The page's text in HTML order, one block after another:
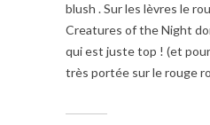
blush . Sur les lèvres le
Creatures of the Night
qui est juste top ! (et
très portée sur le rouge